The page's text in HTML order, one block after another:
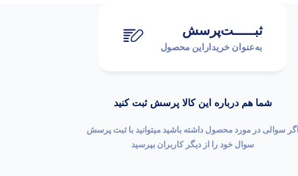
ثبـــــت‌پرسش
به‌عنوان ‌خریدار‌این‌ محصول
شما هم درباره این کالا پرسش ثبت کنید
اگر سوالی در مورد محصول داشته باشید میتوانید با ثبت پرسش
سوال خود را از دیگر کاربران بپرسید